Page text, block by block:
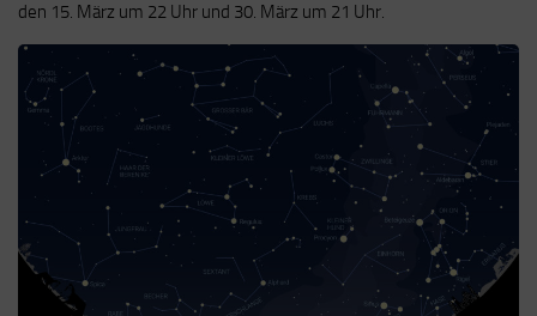
den 15. März um 22 Uhr und 30. März um 21 Uhr.